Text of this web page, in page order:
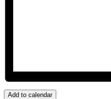
Add to calendar